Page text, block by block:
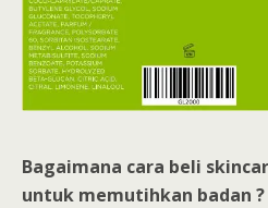
Bagaimana cara beli
untuk memutihkan badan ?